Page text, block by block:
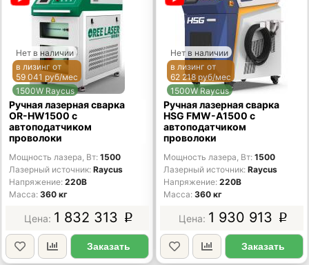
Нет в наличии
в лизинг от
59 041 руб/мес
1500W Raycus
Ручная лазерная сварка
OR-HW1500 с
автоподатчиком
проволоки
Мощность лазера, Вт 1500
Лазерный источник Raycus
Напряжение 220В
Масса 360 кг
1 832 313 p
Заказать
Нет в наличии
в лизинг от
62 218 руб/мес
1500W Raycus
Ручная лазерная сварка
HSG FMW-A1500 с
автоподатчиком
проволоки
Мощность лазера, Вт 1500
Лазерный источник Raycus
Напряжение 220В
Масса 360 кг
1 930 913 p
Заказать